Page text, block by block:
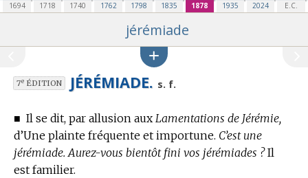
1694 1718 1740 1762 1798 1835 1878 1935 2024 E.C.
jérémiade
7eÉDITION JÉRÉMIADE. s. f.
■ Il se dit, par allusion aux Lamentations de Jérémie,
d’Une plainte fréquente et importune. C’est une
jérémiade. Aurez-vous bientôt fini vos jérémiades ?Il
est familier.